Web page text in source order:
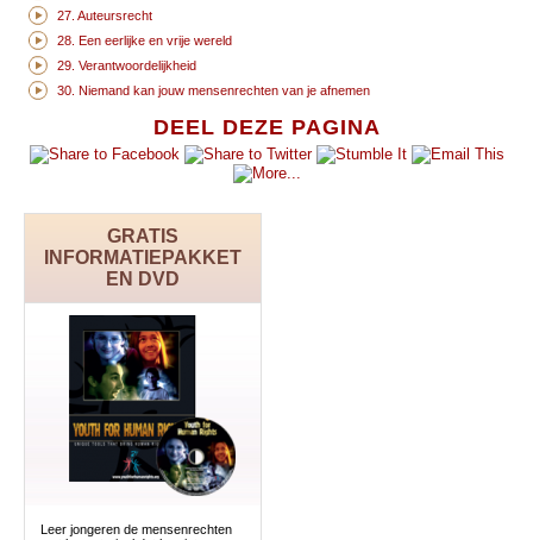
DEEL DEZE PAGINA
GRATIS
INFORMATIEPAKKET
EN DVD
Leer jongeren de mensenrechten
27. Auteursrecht
28. Een eerlijke en vrije wereld
29. Verantwoordelijkheid
30. Niemand kan jouw mensenrechten van je afnemen